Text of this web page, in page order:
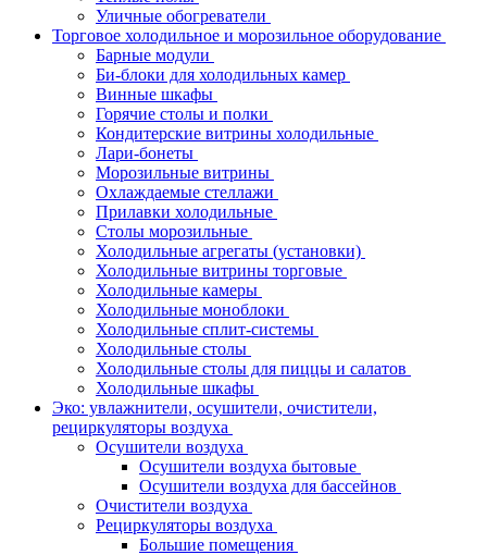
Уличные обогреватели
Торговое холодильное и морозильное оборудование
Барные модули
Би-блоки для холодильных камер
Винные шкафы
Горячие столы и полки
Кондитерские витрины холодильные
Лари-бонеты
Морозильные витрины
Охлаждаемые стеллажи
Прилавки холодильные
Столы морозильные
Холодильные агрегаты (установки)
Холодильные витрины торговые
Холодильные камеры
Холодильные моноблоки
Холодильные сплит-системы
Холодильные столы
Холодильные столы для пиццы и салатов
Холодильные шкафы
Эко: увлажнители, осушители, очистители,
рециркуляторы воздуха
Осушители воздуха
Осушители воздуха бытовые
Осушители воздуха для бассейнов
Очистители воздуха
Рециркуляторы воздуха
Большие помещения